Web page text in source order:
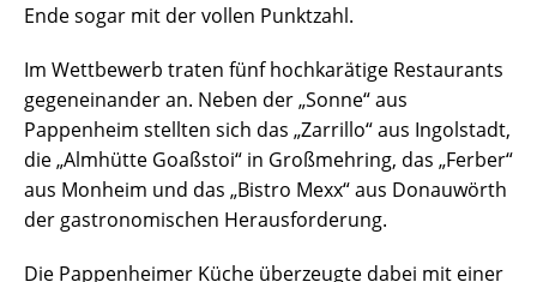
Ende sogar mit der vollen Punktzahl.
Im Wettbewerb traten fünf hochkarätige Restaurants
gegeneinander an. Neben der „Sonne“ aus
Pappenheim stellten sich das „Zarrillo“ aus Ingolstadt,
die „Almhütte Goaßstoi“ in Großmehring, das „Ferber“
aus Monheim und das „Bistro Mexx“ aus Donauwörth
der gastronomischen Herausforderung.
Die Pappenheimer Küche überzeugte dabei mit einer